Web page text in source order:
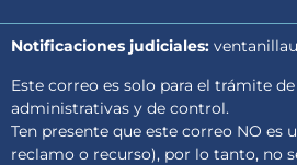
Notificaciones judiciales:
Este correo es solo para el trámite
administrativas y de control.
Ten presente que este correo NO es
reclamo o recurso), por lo tanto, no